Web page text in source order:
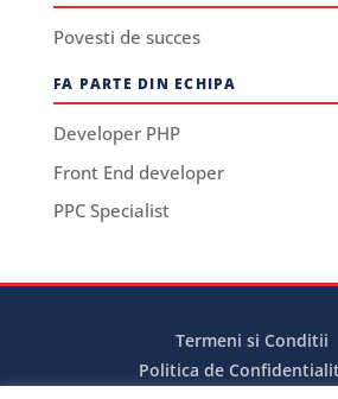
Povesti de succes
FA PARTE DIN ECHIPA
Developer PHP
Front End developer
PPC Specialist
Termeni si Conditii
Politica de